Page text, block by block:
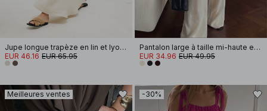
Jupe longue trapèze en lin et lyocell
EUR 46.16 EUR 65.95
Pantalon large à taille mi-haute en viscose mélangée
EUR 34.96 EUR 49.95
Meilleures ventes -30%